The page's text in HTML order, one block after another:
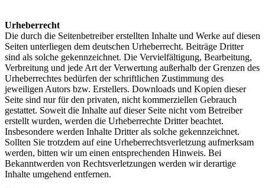
Urheberrecht
Die durch die Seitenbetreiber erstellten Inhalte und Werke auf diesen
Seiten unterliegen dem deutschen Urheberrecht. Beiträge Dritter
sind als solche gekennzeichnet. Die Vervielfältigung, Bearbeitung,
Verbreitung und jede Art der Verwertung außerhalb der Grenzen des
Urheberrechtes bedürfen der schriftlichen Zustimmung des
jeweiligen Autors bzw. Erstellers. Downloads und Kopien dieser
Seite sind nur für den privaten, nicht kommerziellen Gebrauch
gestattet. Soweit die Inhalte auf dieser Seite nicht vom Betreiber
erstellt wurden, werden die Urheberrechte Dritter beachtet.
Insbesondere werden Inhalte Dritter als solche gekennzeichnet.
Sollten Sie trotzdem auf eine Urheberrechtsverletzung aufmerksam
werden, bitten wir um einen entsprechenden Hinweis. Bei
Bekanntwerden von Rechtsverletzungen werden wir derartige
Inhalte umgehend entfernen.